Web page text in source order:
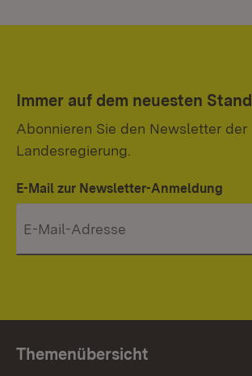
Immer auf dem neuesten Stand
Abonnieren Sie den Newsletter der
Landesregierung.
E-Mail zur Newsletter-Anmeldung
Themenübersicht